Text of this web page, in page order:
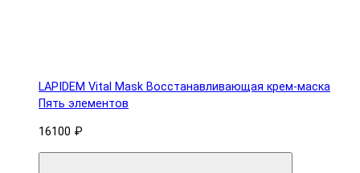
LAPIDEM Vital Mask Восстанавливающая крем-маска
Пять элементов
16100 ₽